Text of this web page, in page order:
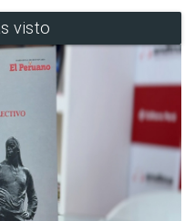
visto